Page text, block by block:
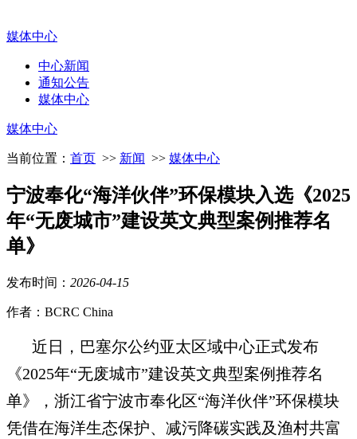
媒体中心
中心新闻
通知公告
媒体中心
媒体中心
当前位置： 首页 >> 新闻 >> 媒体中心
宁波奉化“海洋伙伴”环保模块入选《2025
年“无废城市”建设英文典型案例推荐名
单》
发布时间： 2026-04-15
作者：BCRC China
近日，巴塞尔公约亚太区域中心正式发布
《2025年“无废城市”建设英文典型案例推荐名
单》，浙江省宁波市奉化区“海洋伙伴”环保模块
凭借在海洋生态保护、减污降碳实践及渔村共富